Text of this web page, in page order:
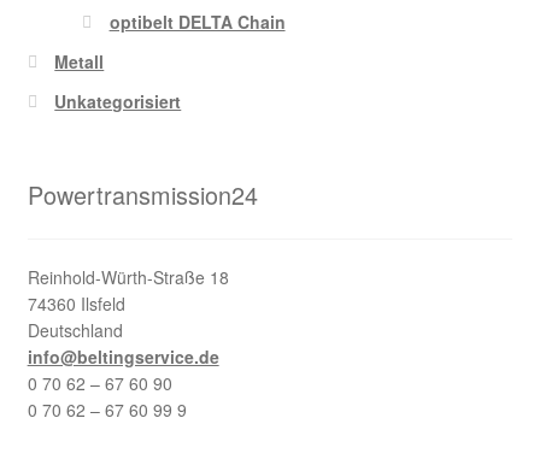
optibelt DELTA Chain
Metall
Unkategorisiert
Powertransmission24
Reinhold-Würth-Straße 18
74360 Ilsfeld
Deutschland
info@beltingservice.de
0 70 62 – 67 60 90
0 70 62 – 67 60 99 9